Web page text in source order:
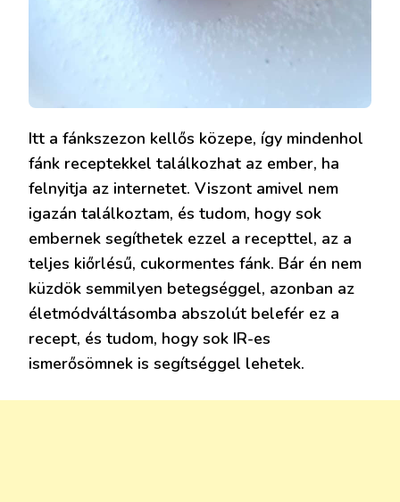
Itt a fánkszezon kellős közepe, így mindenhol
fánk receptekkel találkozhat az ember, ha
felnyitja az internetet. Viszont amivel nem
igazán találkoztam, és tudom, hogy sok
embernek segíthetek ezzel a recepttel, az a
teljes kiőrlésű, cukormentes fánk. Bár én nem
küzdök semmilyen betegséggel, azonban az
életmódváltásomba abszolút belefér ez a
recept, és tudom, hogy sok IR-es
ismerősömnek is segítséggel lehetek.